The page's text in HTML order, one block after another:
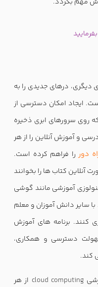
دیگری، درهای جدیدی را به
ایجاد امکان دسترسی از
روی سرورهای ابری ذخیره
و آموزش آنلاین را از هر
دوررا فراهم کرده است.
آنلاین کتاب ها را بخوانند
آموزشی مانند گوشی
سایر دانش آموزان و معلم
کنند. برنامه های آموزش
دسترسی و همکاری،
کند.
cloud computing از هر